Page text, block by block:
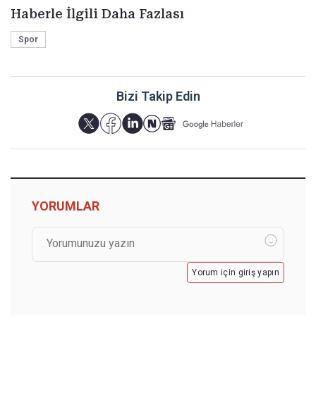
Haberle İlgili Daha Fazlası
Spor
Bizi Takip Edin
YORUMLAR
Yorum için giriş yapın